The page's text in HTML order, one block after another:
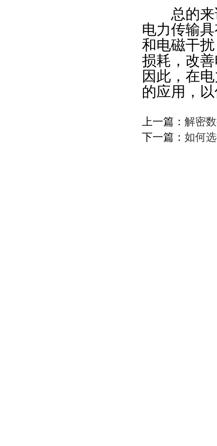
总的来说
电力传输
和电磁干
损耗，改
因此，在
的应用，
上一篇： 解密
下一篇： 如何